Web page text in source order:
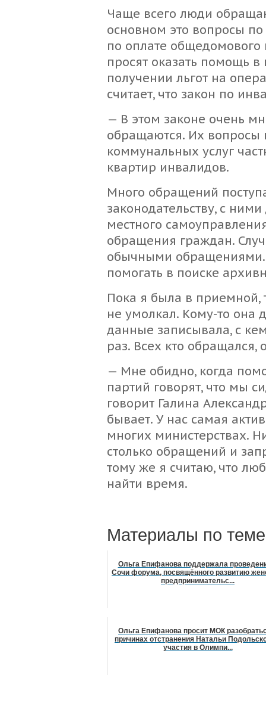
Чаще всего люди
основном это вопросы
по оплате
просят оказать помощь
получении льгот на
считает, что закон по
— В этом законе очень
обращаются. Их вопросы
коммунальных услуг
квартир инвалидов.
Много обращений
законодательству, с
местного
обращения граждан.
обычными
помогать в поиске
Пока я была в приемной,
не умолкал. Кому-то она
данные записывала, с
раз. Всех кто
— Мне обидно, когда
партий говорят, что мы
говорит Галина
бывает. У нас самая
многих министерствах.
столько обращений и
тому же я считаю, что
найти время.
Материалы по
Ольга Епифанова поддержала
Сочи форума, посвящённого развитию
предпринимательс...
Ольга Епифанова просит МОК
причинах отстранения Натальи
участия в Олимпи...